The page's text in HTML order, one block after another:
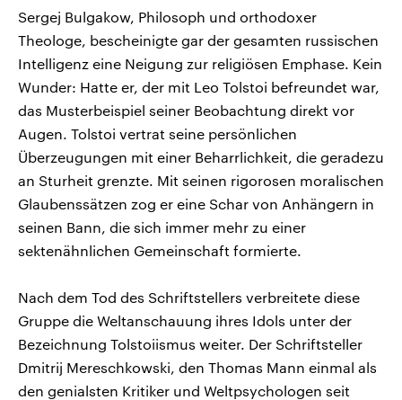
Sergej Bulgakow, Philosoph und orthodoxer
Theologe, bescheinigte gar der gesamten russischen
Intelligenz eine Neigung zur religiösen Emphase. Kein
Wunder: Hatte er, der mit Leo Tolstoi befreundet war,
das Musterbeispiel seiner Beobachtung direkt vor
Augen. Tolstoi vertrat seine persönlichen
Überzeugungen mit einer Beharrlichkeit, die geradezu
an Sturheit grenzte. Mit seinen rigorosen moralischen
Glaubenssätzen zog er eine Schar von Anhängern in
seinen Bann, die sich immer mehr zu einer
sektenähnlichen Gemeinschaft formierte.
Nach dem Tod des Schriftstellers verbreitete diese
Gruppe die Weltanschauung ihres Idols unter der
Bezeichnung Tolstoiismus weiter. Der Schriftsteller
Dmitrij Mereschkowski, den Thomas Mann einmal als
den genialsten Kritiker und Weltpsychologen seit